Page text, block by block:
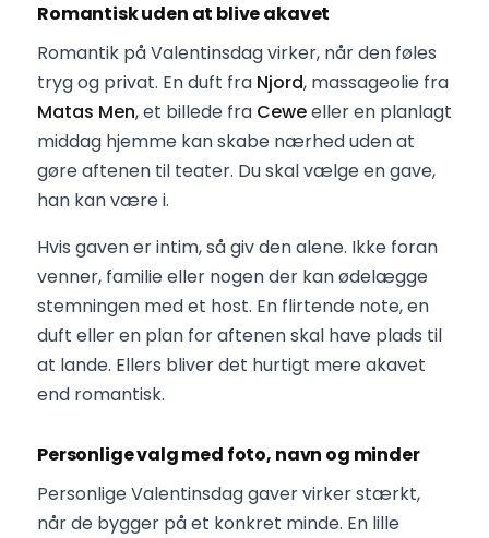
Romantisk uden at blive akavet
Romantik på Valentinsdag virker, når den føles
tryg og privat. En duft fra Njord, massageolie fra
Matas Men, et billede fra Ceweeller en planlagt
middag hjemme kan skabe nærhed uden at
gøre aftenen til teater. Du skal vælge en gave,
han kan være i.
Hvis gaven er intim, så giv den alene. Ikke foran
venner, familie eller nogen der kan ødelægge
stemningen med et host. En flirtende note, en
duft eller en plan for aftenen skal have plads til
at lande. Ellers bliver det hurtigt mere akavet
end romantisk.
Personlige valg med foto, navn og minder
Personlige Valentinsdag gaver virker stærkt,
når de bygger på et konkret minde. En lille